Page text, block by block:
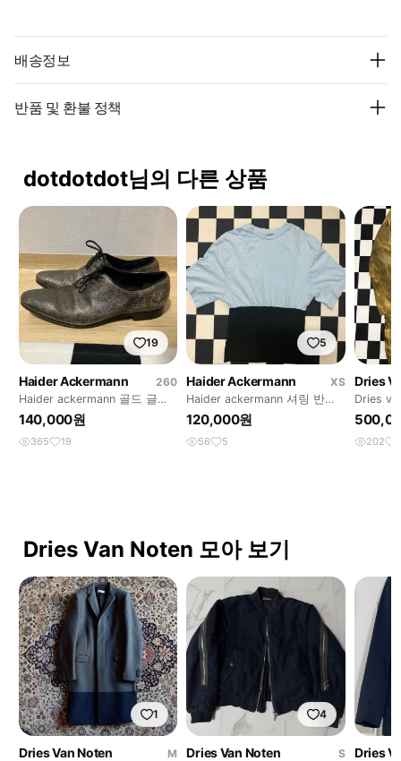
배송정보
반품 및 환불 정책
dotdotdot님의 다른 상품
19
Haider Ackermann
260
Haider ackermann 골드 글리
터 더비슈즈
140,000원
365 19
5
Haider Ackermann
XS
Haider ackermann 셔링 반팔
티셔츠
120,000원
56 5
Dries
Dries
202
Dries Van Noten 모아 보기
1
Dries Van Noten
M
4
Dries Van Noten
S
Dries